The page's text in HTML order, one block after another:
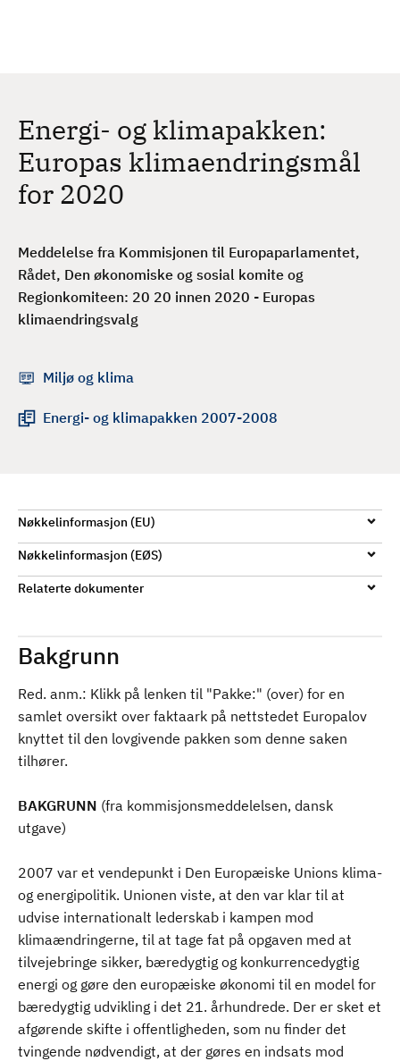
Energi- og klimapakken:
Europas klimaendringsmål
for 2020
Meddelelse fra Kommisjonen til Europaparlamentet,
Rådet, Den økonomiske og sosial komite og
Regionkomiteen: 20 20 innen 2020 - Europas
klimaendringsvalg
Miljø og klima
Energi- og klimapakken 2007-2008
Nøkkelinformasjon (EU)
Nøkkelinformasjon (EØS)
Relaterte dokumenter
Bakgrunn
Red. anm.: Klikk på lenken til "Pakke:" (over) for en
samlet oversikt over faktaark på nettstedet Europalov
knyttet til den lovgivende pakken som denne saken
tilhører.
BAKGRUNN (fra kommisjonsmeddelelsen, dansk
utgave)
2007 var et vendepunkt i Den Europæiske Unions klima-
og energipolitik. Unionen viste, at den var klar til at
udvise internationalt lederskab i kampen mod
klimaændringerne, til at tage fat på opgaven med at
tilvejebringe sikker, bæredygtig og konkurrencedygtig
energi og gøre den europæiske økonomi til en model for
bæredygtig udvikling i det 21. århundrede. Der er sket et
afgørende skifte i offentligheden, som nu finder det
tvingende nødvendigt, at der gøres en indsats mod